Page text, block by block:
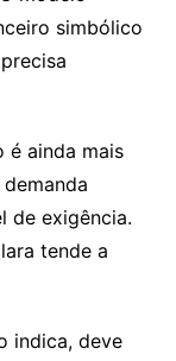
simbólico
é ainda mais
de exigência.
tende a
indica, deve